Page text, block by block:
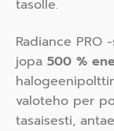
tasolle.
Radiance PRO
jopa 500 %
valoteho per
tasaisesti,